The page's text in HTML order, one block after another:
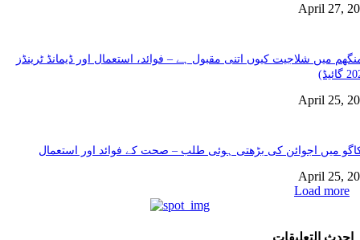
April 27,
میں شلاجیت کیوں اتنی مقبول ہے – فوائد، استعمال اور ڈیمانڈ ٹرینڈز
April 25,
میں اجوائن کی بڑھتی ہوئی طلب – صحت کے فوائد اور استعمال
April 25,
Load more